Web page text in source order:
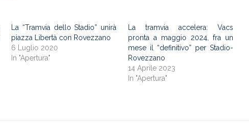
La “Tramvia dello Stadio” unirà
piazza Libertà con Rovezzano
6 Luglio 2020
In "Apertura"
La tramvia accelera: Vacs
pronta a maggio 2024, fra un
mese il “definitivo” per Stadio-
Rovezzano
14 Aprile 2023
In "Apertura"